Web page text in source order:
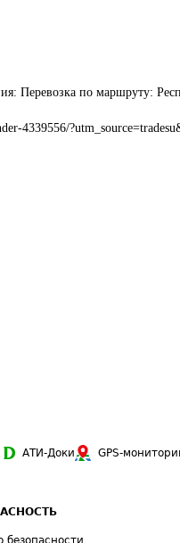
Перевозка по маршруту:
4339556/
АТИ-Доки GPS-
безопасности